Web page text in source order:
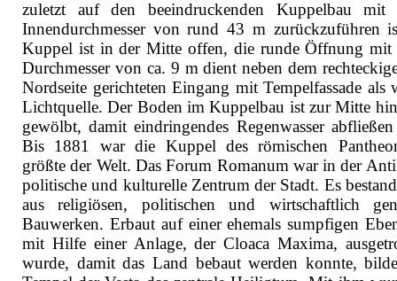
zuletzt auf den beeindruckenden Kuppelbau mit
Innendurchmesser von rund 43 m zurückzuführen
Kuppel ist in der Mitte offen, die runde Öffnung mit
Durchmesser von ca. 9 m dient neben dem
Nordseite gerichteten Eingang mit Tempelfassade als
Lichtquelle. Der Boden im Kuppelbau ist zur Mitte
gewölbt, damit eindringendes Regenwasser
Bis 1881 war die Kuppel des römischen
größte der Welt. Das Forum Romanum war in der
politische und kulturelle Zentrum der Stadt. Es
aus religiösen, politischen und wirtschaftlich
Bauwerken. Erbaut auf einer ehemals sumpfigen
mit Hilfe einer Anlage, der Cloaca Maxima,
wurde, damit das Land bebaut werden konnte,